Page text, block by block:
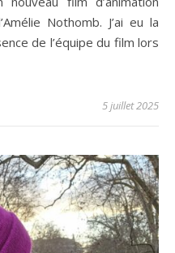
Nothomb. J’ai eu la
de l’équipe du film lors
5 juillet 2025